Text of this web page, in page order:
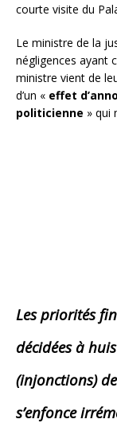
courte visite du
Le ministre de la
négligences ayant
ministre vient de
d’un « effet
politicienne » qui
Les priorités
décidées à
(injonctions)
s’enfonce